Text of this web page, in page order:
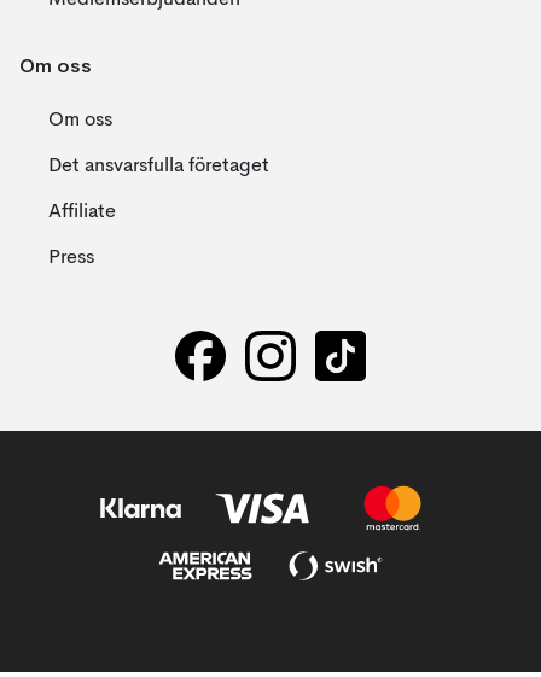
Om oss
Om oss
Det ansvarsfulla företaget
Affiliate
Press